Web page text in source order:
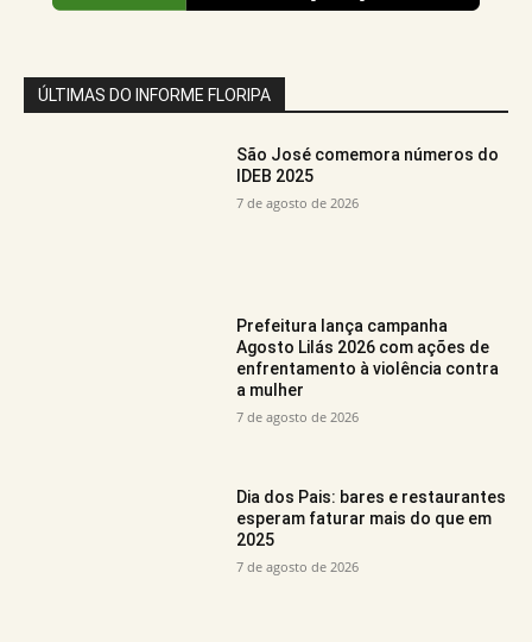
ÚLTIMAS DO INFORME FLORIPA
São José comemora números do
IDEB 2025
7 de agosto de 2026
Prefeitura lança campanha
Agosto Lilás 2026 com ações de
enfrentamento à violência contra
a mulher
7 de agosto de 2026
Dia dos Pais: bares e restaurantes
esperam faturar mais do que em
2025
7 de agosto de 2026